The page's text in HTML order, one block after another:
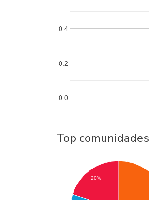
0.0
0.2
0.4
Top comunidades
20%